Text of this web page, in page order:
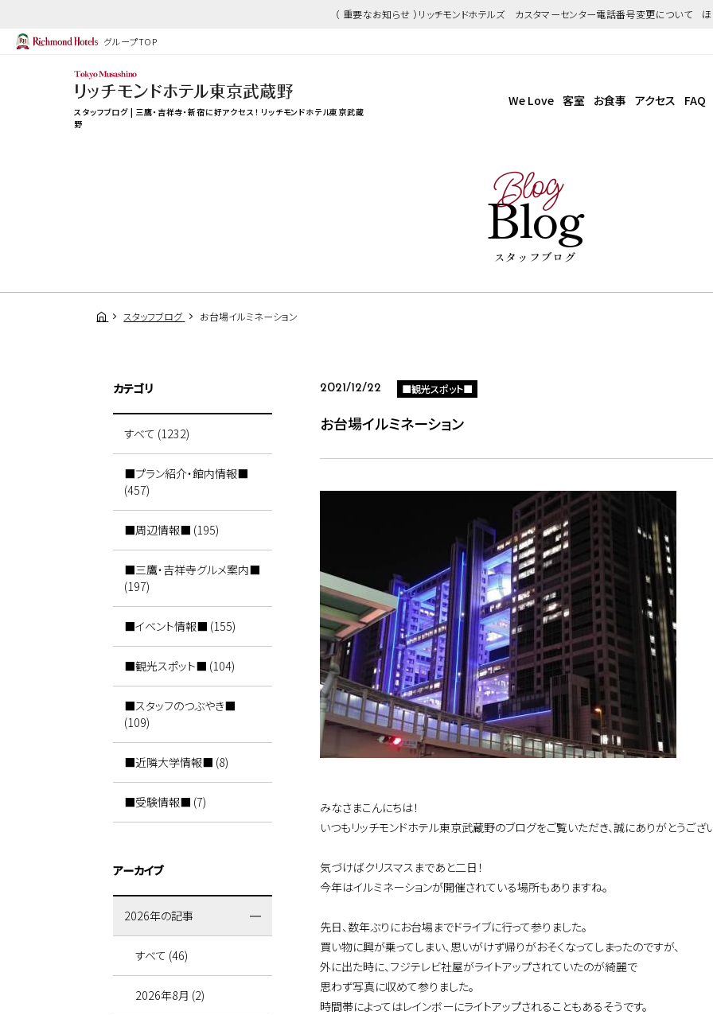
（ 重要なお知らせ ）リッチモンドホテルズ カスタマーセンター電話番号変更について
グループTOP
スタッフブログ | 三鷹・吉祥寺・新宿に好アクセス！ リッチモンドホテル東京武蔵
野
We Love 客室 お食事 アクセス FAQ
Blog
Blog
スタッフブログ
スタッフブログ お台場イルミネーション
2021/12/22 ■観光スポット■
お台場イルミネーション
みなさまこんにちは！
いつもリッチモンドホテル東京武蔵野のブログをご覧いただき、誠にありがとうござ
気づけばクリスマスまであと二日！
今年はイルミネーションが開催されている場所もありますね。
先日、数年ぶりにお台場までドライブに行って参りました。
買い物に興が乗ってしまい、思いがけず帰りがおそくなってしまったのですが、
外に出た時に、フジテレビ社屋がライトアップされていたのが綺麗で
思わず写真に収めて参りました。
時間帯によってはレインボーにライトアップされることもあるそうです。
カテゴリ
すべて (1232)
■プラン紹介・館内情報■
(457)
■周辺情報■ (195)
■三鷹・吉祥寺グルメ案内■
(197)
■イベント情報■ (155)
■観光スポット■ (104)
■スタッフのつぶやき■
(109)
■近隣大学情報■ (8)
■受験情報■ (7)
アーカイブ
2026年の記事
すべて (46)
2026年8月 (2)